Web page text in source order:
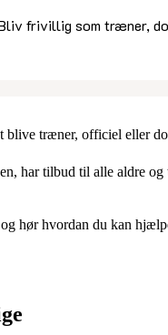
Bliv frivillig som
træner, officiel eller
har tilbud til alle aldre
hør hvordan du kan